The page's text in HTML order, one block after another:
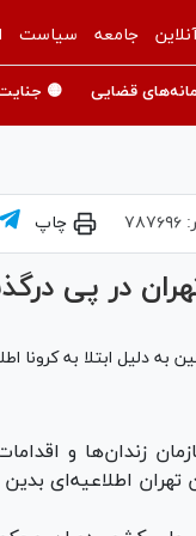
جامعه سیاست
قضایی 🟡
۷۸۷۶۹۶ چاپ
در پی
دلیل ابتلا به کرونا
زندان‌ها و
اطلاعیه‌ای